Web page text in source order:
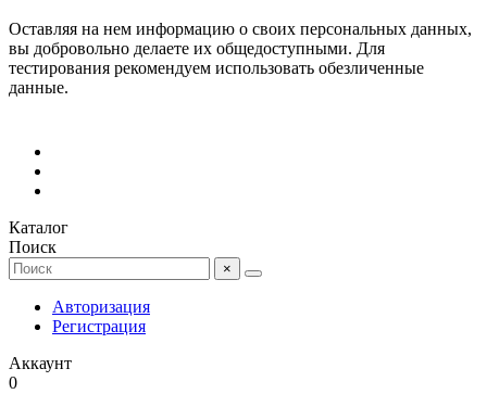
Оставляя на нем информацию о своих персональных данных,
вы добровольно делаете их общедоступными. Для
тестирования рекомендуем использовать обезличенные
данные.
Каталог
Поиск
×
Авторизация
Регистрация
Аккаунт
0